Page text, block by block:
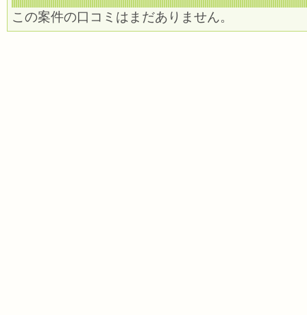
この案件の口コミはまだありません。